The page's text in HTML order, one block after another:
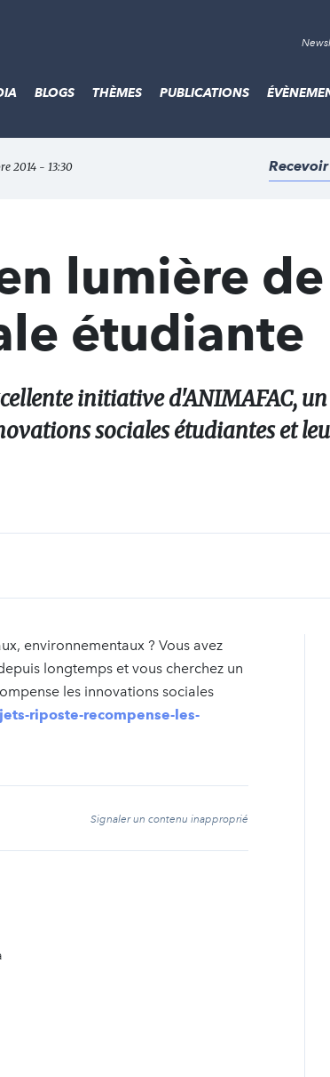
BLOGS THÈMES PUBLICATIONS
2014 - 13:30
lumière de
étudiante
initiative d'ANIMAFAC, un
sociales étudiantes et
environnementaux ? Vous avez
longtemps et vous cherchez un
les innovations sociales
riposte-recompense-les-
Signaler un contenu inapproprié